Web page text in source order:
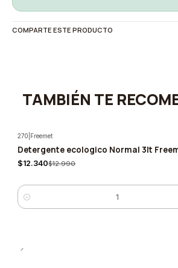
COMPARTE ESTE PRODUCTO
TAMBIÉN TE
-5%
270 Freemet
Detergente ecologico Normal 3lt
$12.340$12.990
Cantidad